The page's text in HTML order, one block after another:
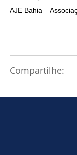
AJE Bahia –
Compartilhe: